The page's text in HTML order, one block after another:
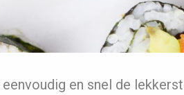
en snel de